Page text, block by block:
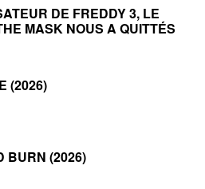
DE FREDDY 3, LE
MASK NOUS A QUITTÉS
(2026)
BURN (2026)